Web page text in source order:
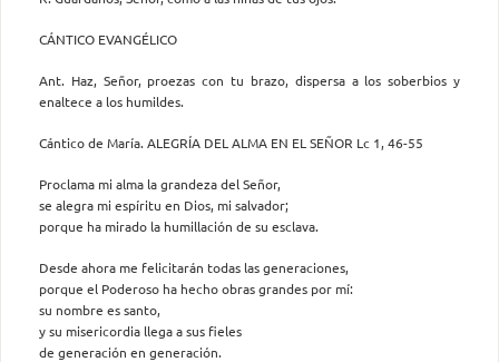
CÁNTICO EVANGÉLICO
Ant. Haz, Señor, proezas con tu brazo, dispersa a los soberbios y
enaltece a los humildes.
Cántico de María. ALEGRÍA DEL ALMA EN EL SEÑOR Lc 1, 46-55
Proclama mi alma la grandeza del Señor,
se alegra mi espíritu en Dios, mi salvador;
porque ha mirado la humillación de su esclava.
Desde ahora me felicitarán todas las generaciones,
porque el Poderoso ha hecho obras grandes por mí:
su nombre es santo,
y su misericordia llega a sus fieles
de generación en generación.